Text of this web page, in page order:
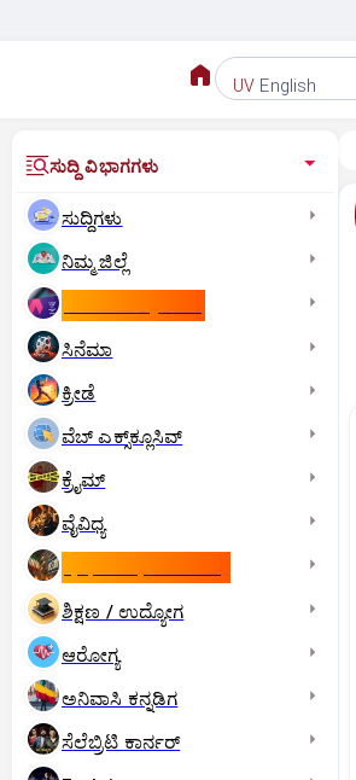
UV English
ಸುದ್ದಿ ವಿಭಾಗಗಳು
ಸುದ್ದಿಗಳು
ನಿಮ್ಮ ಜಿಲ್ಲೆ
ಸಿನೆಮಾ
ಕ್ರೀಡೆ
ವೆಬ್ ಎಕ್ಸ್‌ಕ್ಲೂಸಿವ್
ಕ್ರೈಮ್
ವೈವಿಧ್ಯ
ಶಿಕ್ಷಣ / ಉದ್ಯೋಗ
ಆರೋಗ್ಯ
ಅನಿವಾಸಿ ಕನ್ನಡಿಗ
ಸೆಲೆಬ್ರಿಟಿ ಕಾರ್ನರ್‌